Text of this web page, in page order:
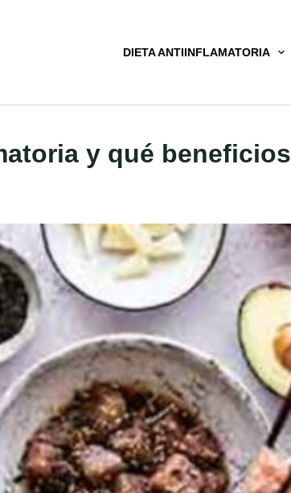
DIETA ANTIINFLAMATORIA
y qué beneficios